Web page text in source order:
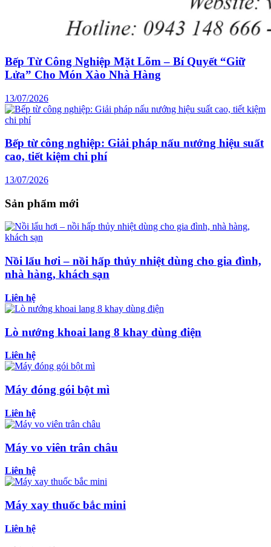
Bếp Từ Công Nghiệp Mặt Lõm – Bí Quyết “Giữ
Lửa” Cho Món Xào Nhà Hàng
13/07/2026
Bếp từ công nghiệp: Giải pháp nấu nướng hiệu suất
cao, tiết kiệm chi phí
13/07/2026
Sản phẩm mới
Nồi lẩu hơi – nồi hấp thủy nhiệt dùng cho gia đình,
nhà hàng, khách sạn
Liên hệ
Lò nướng khoai lang 8 khay dùng điện
Liên hệ
Máy đóng gói bột mì
Liên hệ
Máy vo viên trân châu
Liên hệ
Máy xay thuốc bắc mini
Liên hệ